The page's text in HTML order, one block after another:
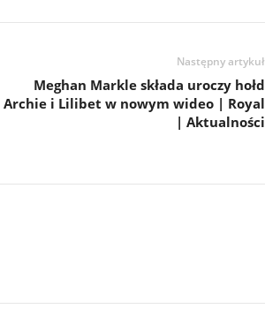
Następny artykuł
Meghan Markle składa uroczy hołd
Archie i Lilibet w nowym wideo | Royal
| Aktualności